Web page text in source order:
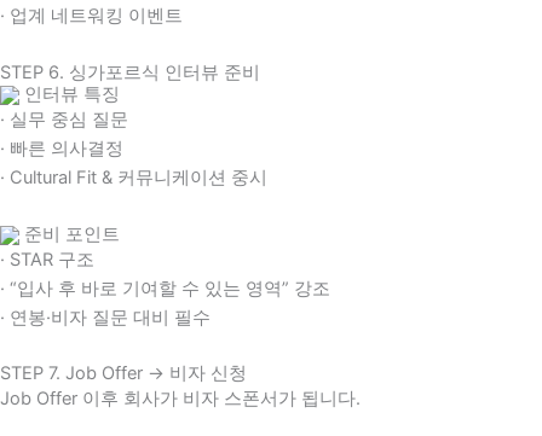
· 업계 네트워킹 이벤트
STEP 6. 싱가포르식 인터뷰 준비
인터뷰 특징
· 실무 중심 질문
· 빠른 의사결정
· Cultural Fit & 커뮤니케이션 중시
준비 포인트
· STAR 구조
· “입사 후 바로 기여할 수 있는 영역” 강조
· 연봉·비자 질문 대비 필수
STEP 7. Job Offer → 비자 신청
Job Offer 이후 회사가 비자 스폰서가 됩니다.